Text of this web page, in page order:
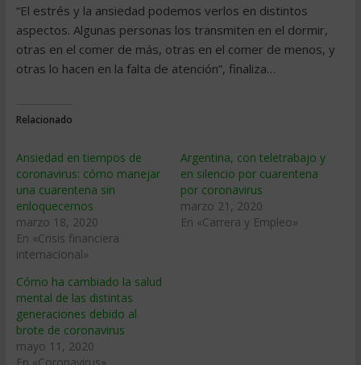
“El estrés y la ansiedad podemos verlos en distintos
aspectos. Algunas personas los transmiten en el dormir,
otras en el comer de más, otras en el comer de menos, y
otras lo hacen en la falta de atención”, finaliza…
Relacionado
Ansiedad en tiempos de
coronavirus: cómo manejar
una cuarentena sin
enloquecernos
marzo 18, 2020
En «Crisis financiera
internacional»
Argentina, con teletrabajo y
en silencio por cuarentena
por coronavirus
marzo 21, 2020
En «Carrera y Empleo»
Cómo ha cambiado la salud
mental de las distintas
generaciones debido al
brote de coronavirus
mayo 11, 2020